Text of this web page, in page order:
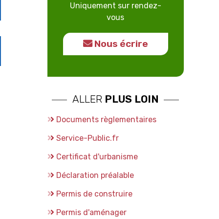
Uniquement sur rendez-
vous
Nous écrire
ALLER PLUS LOIN
Documents règlementaires
Service-Public.fr
Certificat d'urbanisme
Déclaration préalable
Permis de construire
Permis d'aménager